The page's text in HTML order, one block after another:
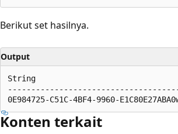
Berikut set hasilnya.
Output
String
Konten terkait